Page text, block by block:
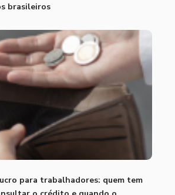
brasileiros
para trabalhadores: quem tem